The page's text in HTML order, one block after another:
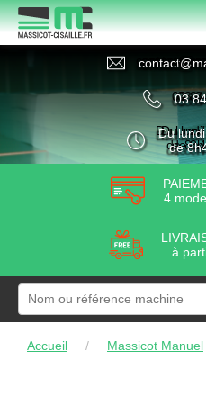
contact@
03
Du
de
4
à
Accueil / Massicot Manuel